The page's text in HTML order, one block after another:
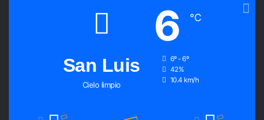
San Luis
Cielo limpio
6 ℃
6º - 6º
42%
10.4 km/h